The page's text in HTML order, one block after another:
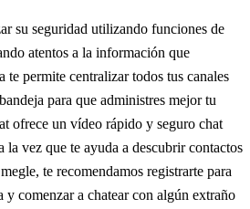
su seguridad utilizando funciones de
atentos a la información que
te permite centralizar todos tus canales
para que administres mejor tu
ofrece un vídeo rápido y seguro chat
la vez que te ayuda a descubrir contactos
te recomendamos registrarte para
y comenzar a chatear con algún extraño